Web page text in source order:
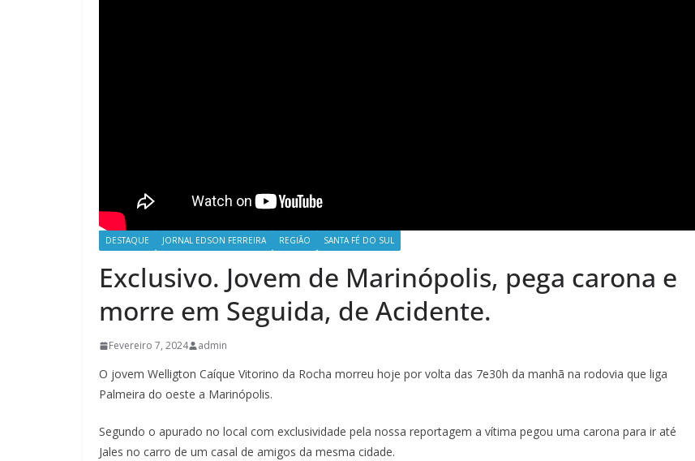
DESTAQUE JORNAL EDSON FERREIRA REGIÃO SANTA FÉ DO SUL
Exclusivo. Jovem de Marinópolis, pega carona e
morre em Seguida, de Acidente.
Fevereiro 7, 2024 admin
O jovem Welligton Caíque Vitorino da Rocha morreu hoje por volta das 7e30h da manhã na rodovia que liga
Palmeira do oeste a Marinópolis.
Segundo o apurado no local com exclusividade pela nossa reportagem a vítima pegou uma carona para ir até
Jales no carro de um casal de amigos da mesma cidade.